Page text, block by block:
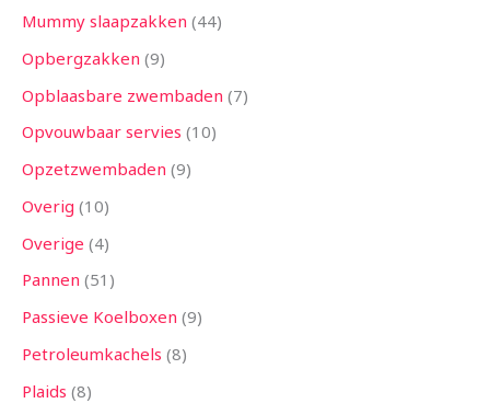
Mummy slaapzakken 44
Opbergzakken 9
Opblaasbare zwembaden 7
Opvouwbaar servies 10
Opzetzwembaden 9
Overig 10
Overige 4
Pannen 51
Passieve Koelboxen 9
Petroleumkachels 8
Plaids 8